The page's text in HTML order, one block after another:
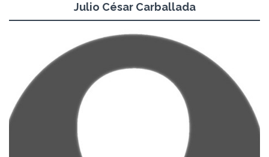
Julio César Carballada